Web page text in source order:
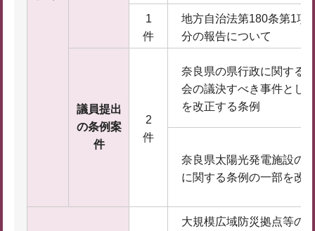
1
件
地方自治法第180条第1項
分の報告について
議員提出
の条例案
件
2
件
奈良県の県行政に関する
会の議決すべき事件とし
を改正する条例
奈良県太陽光発電施設の
に関する条例の一部を改
大規模広域防災拠点等の